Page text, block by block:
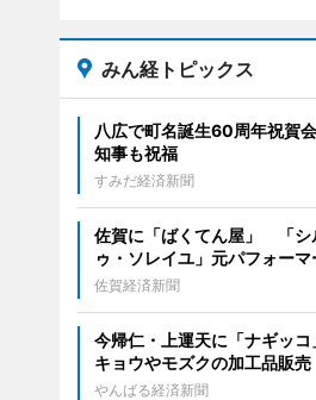
みん経トピックス
八広で町名誕生60周年祝賀
知事も祝福
すみだ経済新聞
佐賀に「ばくてん屋」 「シ
ゥ・ソレイユ」元パフォー
佐賀経済新聞
今帰仁・上運天に「ナギッ
キョウやモズクの加工品販売
やんばる経済新聞